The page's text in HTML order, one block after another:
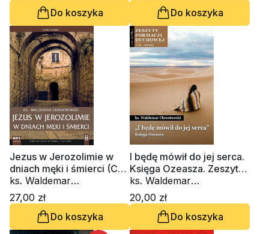
Do koszyka
Do koszyka
Jezus w Jerozolimie w
dniach męki i śmierci (CD
-audiobook)
ks. Waldemar
Chrostowski
27,00 zł
Do koszyka
I będę mówił do jej serca.
Księga Ozeasza. Zeszyt
Formacji Duchowej nr 90
ks. Waldemar
Chrostowski
20,00 zł
Do koszyka